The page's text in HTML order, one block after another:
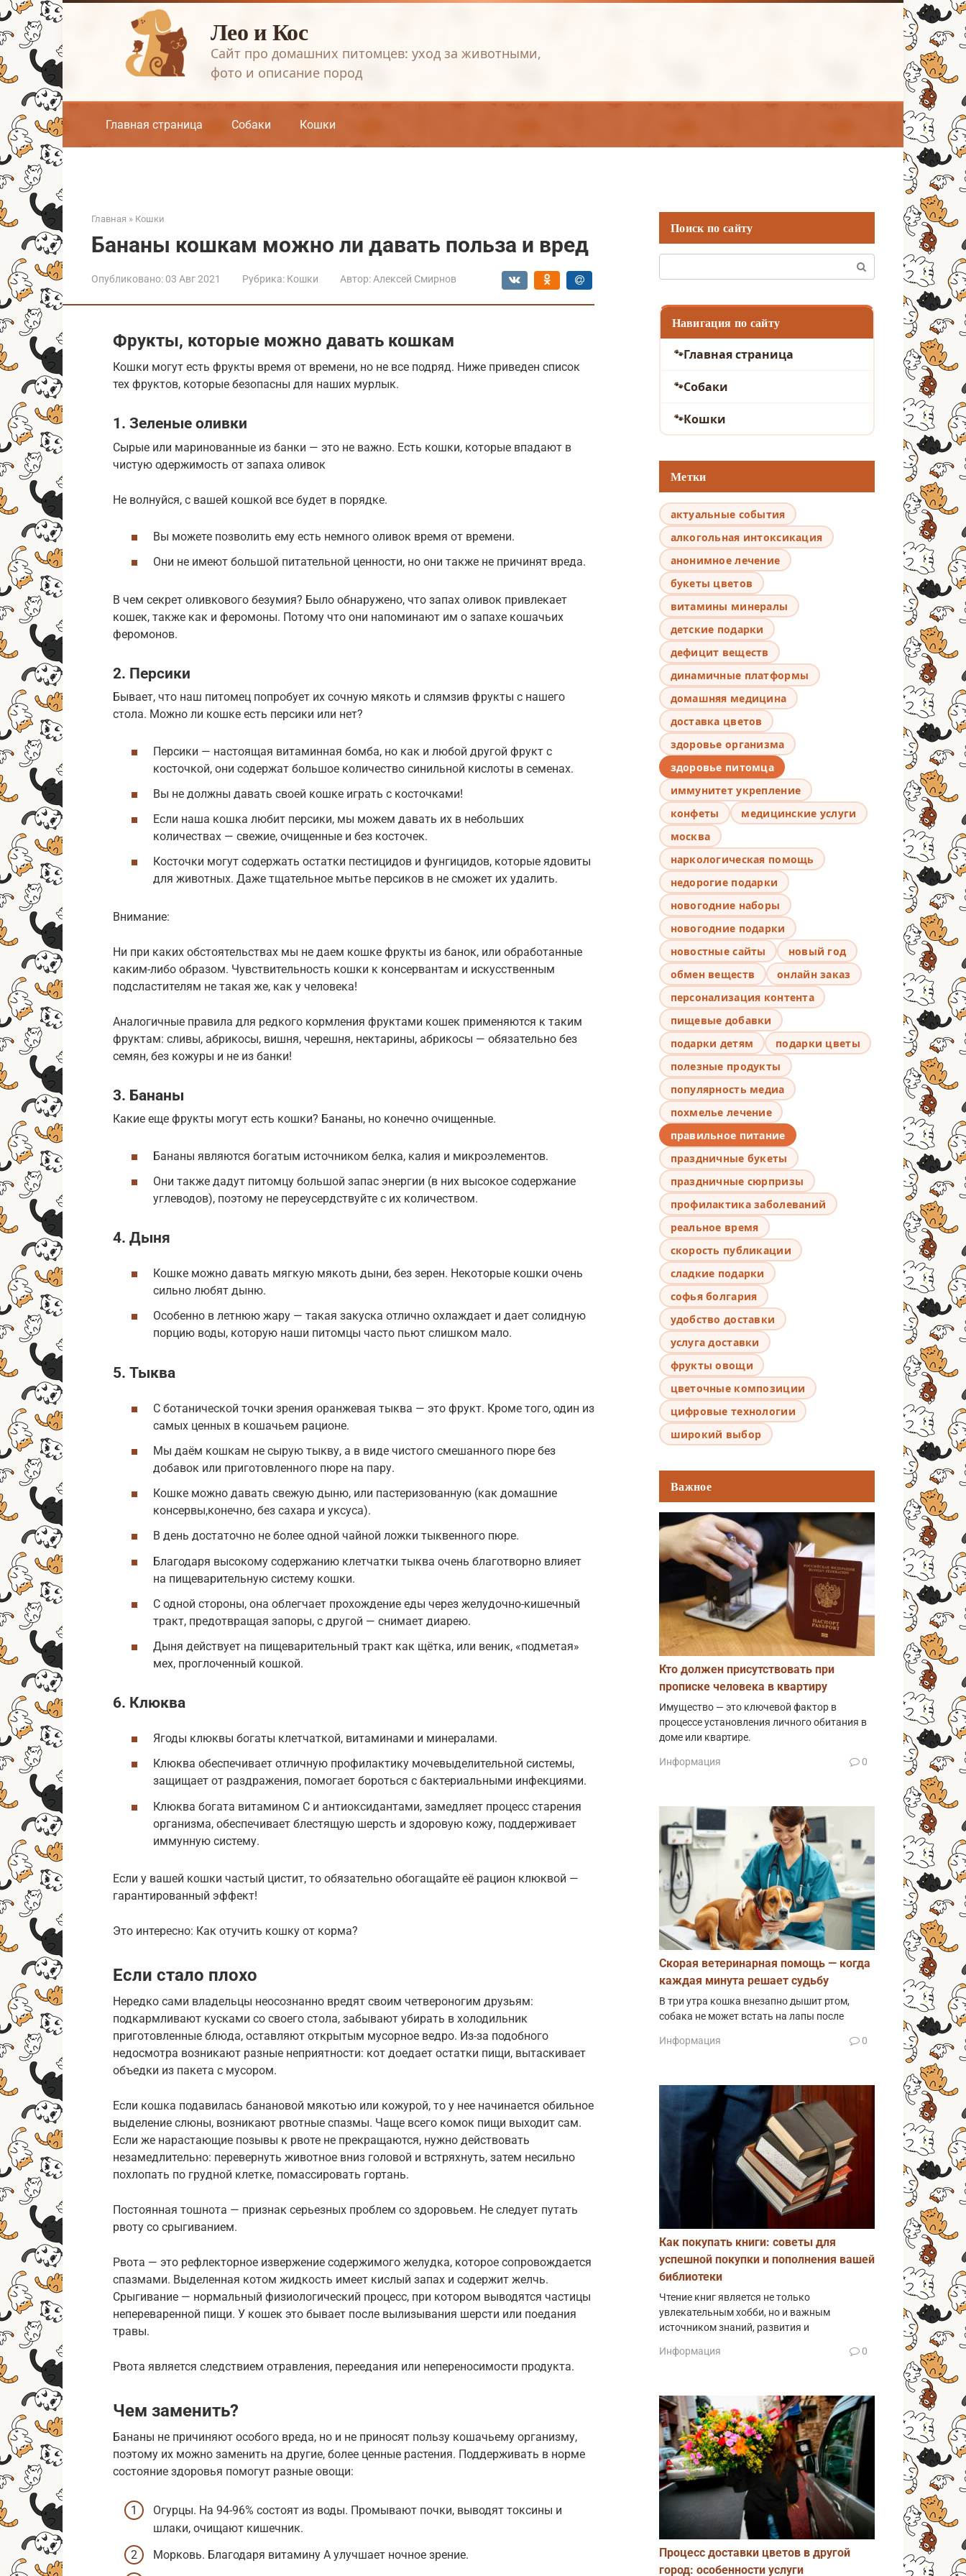
Перейти
к
контенту
Лео и Кос
Сайт про домашних питомцев: уход за животными,
фото и описание пород
Главная страница Собаки Кошки
Главная » Кошки
Бананы кошкам можно ли давать польза и вред
Опубликовано: 03 Авг 2021 Рубрика: Кошки Автор: Алексей Смирнов
Фрукты, которые можно давать кошкам
Кошки могут есть фрукты время от времени, но не все подряд. Ниже приведен список
тех фруктов, которые безопасны для наших мурлык.
1. Зеленые оливки
Сырые или маринованные из банки — это не важно. Есть кошки, которые впадают в
чистую одержимость от запаха оливок
Не волнуйся, с вашей кошкой все будет в порядке.
Вы можете позволить ему есть немного оливок время от времени.
Они не имеют большой питательной ценности, но они также не причинят вреда.
В чем секрет оливкового безумия? Было обнаружено, что запах оливок привлекает
кошек, также как и феромоны. Потому что они напоминают им о запахе кошачьих
феромонов.
2. Персики
Бывает, что наш питомец попробует их сочную мякоть и слямзив фрукты с нашего
стола. Можно ли кошке есть персики или нет?
Персики — настоящая витаминная бомба, но как и любой другой фрукт с
косточкой, они содержат большое количество синильной кислоты в семенах.
Вы не должны давать своей кошке играть с косточками!
Если наша кошка любит персики, мы можем давать их в небольших
количествах — свежие, очищенные и без косточек.
Косточки могут содержать остатки пестицидов и фунгицидов, которые ядовиты
для животных. Даже тщательное мытье персиков в не сможет их удалить.
Внимание:
Ни при каких обстоятельствах мы не даем кошке фрукты из банок, или обработанные
каким-либо образом. Чувствительность кошки к консервантам и искусственным
подсластителям не такая же, как у человека!
Аналогичные правила для редкого кормления фруктами кошек применяются к таким
фруктам: сливы, абрикосы, вишня, черешня, нектарины, абрикосы — обязательно без
семян, без кожуры и не из банки!
3. Бананы
Какие еще фрукты могут есть кошки? Бананы, но конечно очищенные.
Бананы являются богатым источником белка, калия и микроэлементов.
Они также дадут питомцу большой запас энергии (в них высокое содержание
углеводов), поэтому не переусердствуйте с их количеством.
4. Дыня
Кошке можно давать мягкую мякоть дыни, без зерен. Некоторые кошки очень
сильно любят дыню.
Особенно в летнюю жару — такая закуска отлично охлаждает и дает солидную
порцию воды, которую наши питомцы часто пьют слишком мало.
5. Тыква
С ботанической точки зрения оранжевая тыква — это фрукт. Кроме того, один из
самых ценных в кошачьем рационе.
Мы даём кошкам не сырую тыкву, а в виде чистого смешанного пюре без
добавок или приготовленного пюре на пару.
Кошке можно давать свежую дыню, или пастеризованную (как домашние
консервы,конечно, без сахара и уксуса).
В день достаточно не более одной чайной ложки тыквенного пюре.
Благодаря высокому содержанию клетчатки тыква очень благотворно влияет
на пищеварительную систему кошки.
С одной стороны, она облегчает прохождение еды через желудочно-кишечный
тракт, предотвращая запоры, с другой — снимает диарею.
Дыня действует на пищеварительный тракт как щётка, или веник, «подметая»
мех, проглоченный кошкой.
6. Клюква
Ягоды клюквы богаты клетчаткой, витаминами и минералами.
Клюква обеспечивает отличную профилактику мочевыделительной системы,
защищает от раздражения, помогает бороться с бактериальными инфекциями.
Клюква богата витамином С и антиоксидантами, замедляет процесс старения
организма, обеспечивает блестящую шерсть и здоровую кожу, поддерживает
иммунную систему.
Если у вашей кошки частый цистит, то обязательно обогащайте её рацион клюквой —
гарантированный эффект!
Это интересно: Как отучить кошку от корма?
Если стало плохо
Нередко сами владельцы неосознанно вредят своим четвероногим друзьям:
подкармливают кусками со своего стола, забывают убирать в холодильник
приготовленные блюда, оставляют открытым мусорное ведро. Из-за подобного
недосмотра возникают разные неприятности: кот доедает остатки пищи, вытаскивает
объедки из пакета с мусором.
Если кошка подавилась банановой мякотью или кожурой, то у нее начинается обильное
выделение слюны, возникают рвотные спазмы. Чаще всего комок пищи выходит сам.
Если же нарастающие позывы к рвоте не прекращаются, нужно действовать
незамедлительно: перевернуть животное вниз головой и встряхнуть, затем несильно
похлопать по грудной клетке, помассировать гортань.
Постоянная тошнота — признак серьезных проблем со здоровьем. Не следует путать
рвоту со срыгиванием.
Рвота — это рефлекторное извержение содержимого желудка, которое сопровождается
спазмами. Выделенная котом жидкость имеет кислый запах и содержит желчь.
Срыгивание — нормальный физиологический процесс, при котором выводятся частицы
непереваренной пищи. У кошек это бывает после вылизывания шерсти или поедания
травы.
Рвота является следствием отравления, переедания или непереносимости продукта.
Чем заменить?
Бананы не причиняют особого вреда, но и не приносят пользу кошачьему организму,
поэтому их можно заменить на другие, более ценные растения. Поддерживать в норме
состояние здоровья помогут разные овощи:
Огурцы. На 94-96% состоят из воды. Промывают почки, выводят токсины и
шлаки, очищают кишечник.
Морковь. Благодаря витамину А улучшает ночное зрение.
Поиск по сайту
Навигация по сайту
Главная страница
Собаки
Кошки
Метки
актуальные события
алкогольная интоксикация
анонимное лечение
букеты цветов
витамины минералы
детские подарки
дефицит веществ
динамичные платформы
домашняя медицина
доставка цветов
здоровье организма
здоровье питомца
иммунитет укрепление
конфеты
медицинские услуги
москва
наркологическая помощь
недорогие подарки
новогодние наборы
новогодние подарки
новостные сайты
новый год
обмен веществ
онлайн заказ
персонализация контента
пищевые добавки
подарки детям
подарки цветы
полезные продукты
популярность медиа
похмелье лечение
правильное питание
праздничные букеты
праздничные сюрпризы
профилактика заболеваний
реальное время
скорость публикации
сладкие подарки
софья болгария
удобство доставки
услуга доставки
фрукты овощи
цветочные композиции
цифровые технологии
широкий выбор
Важное
Кто должен присутствовать при
прописке человека в квартиру
Имущество — это ключевой фактор в
процессе установления личного обитания в
доме или квартире.
Информация 0
Скорая ветеринарная помощь — когда
каждая минута решает судьбу
В три утра кошка внезапно дышит ртом,
собака не может встать на лапы после
Информация 0
Как покупать книги: советы для
успешной покупки и пополнения вашей
библиотеки
Чтение книг является не только
увлекательным хобби, но и важным
источником знаний, развития и
Информация 0
Процесс доставки цветов в другой
город: особенности услуги